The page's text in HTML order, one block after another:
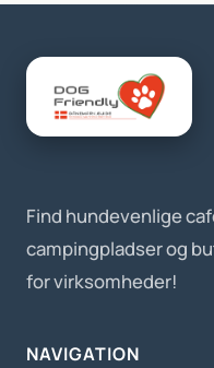
Find hundevenlige
campingpladser og
for virksomheder!
NAVIGATION